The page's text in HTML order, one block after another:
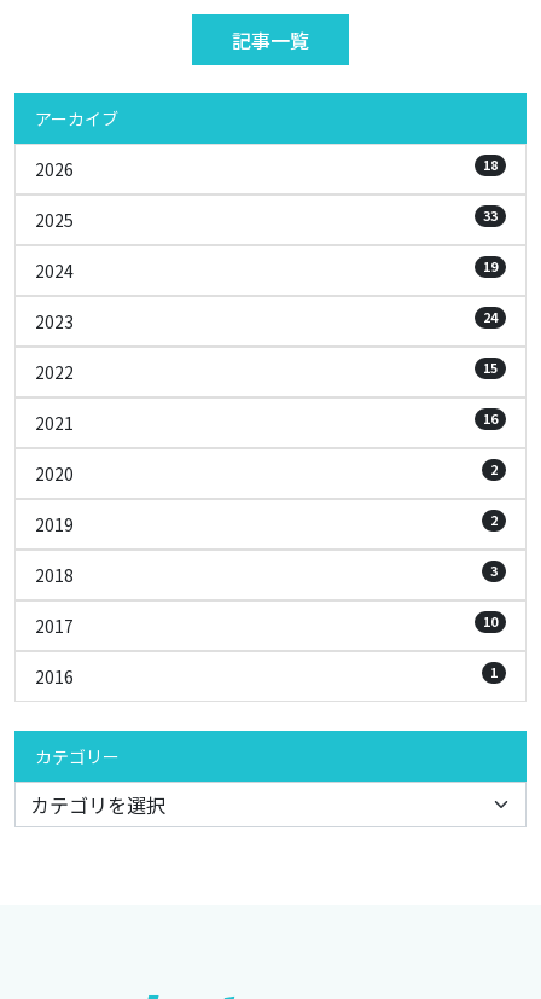
記事一覧
アーカイブ
2026 18
2025 33
2024 19
2023 24
2022 15
2021 16
2020 2
2019 2
2018 3
2017 10
2016 1
カテゴリー